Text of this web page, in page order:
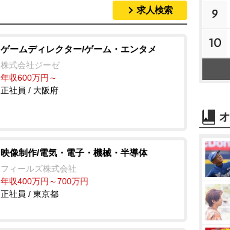
求人検索
ゲームディレクター/ゲーム・エンタメ
株式会社ジーゼ
年収600万円～
正社員 / 大阪府
映像制作/電気・電子・機械・半導体
フィールズ株式会社
年収400万円～700万円
正社員 / 東京都
9
10